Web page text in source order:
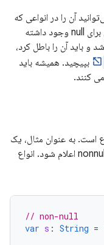
آن را در انواعی که
استفاده می‌کنید جاسازی کنید تا زمان کامپایل برای null وجود داشته
و باید آن را باطل کرد،
بپیچید. همیشه باید
کنند.
است. به عنوان مثال، یک
متغیر باید از ابتدا به عنوان nullable یا nonnullable اعلام شود. انواع
// non-null
var s : String =